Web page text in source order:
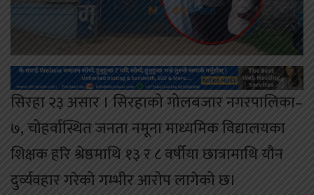
सिरहा २३ असार । सिरहाको गोलबजार नगरपालिका–
७, चोहर्वास्थित जनता नमूना माध्यमिक विद्यालयका
शिक्षक हरि श्रेष्ठमाथि १३ र ८ वर्षीया छात्रामाथि यौन
दुर्व्यवहार गरेको गम्भीर आरोप लागेको छ।